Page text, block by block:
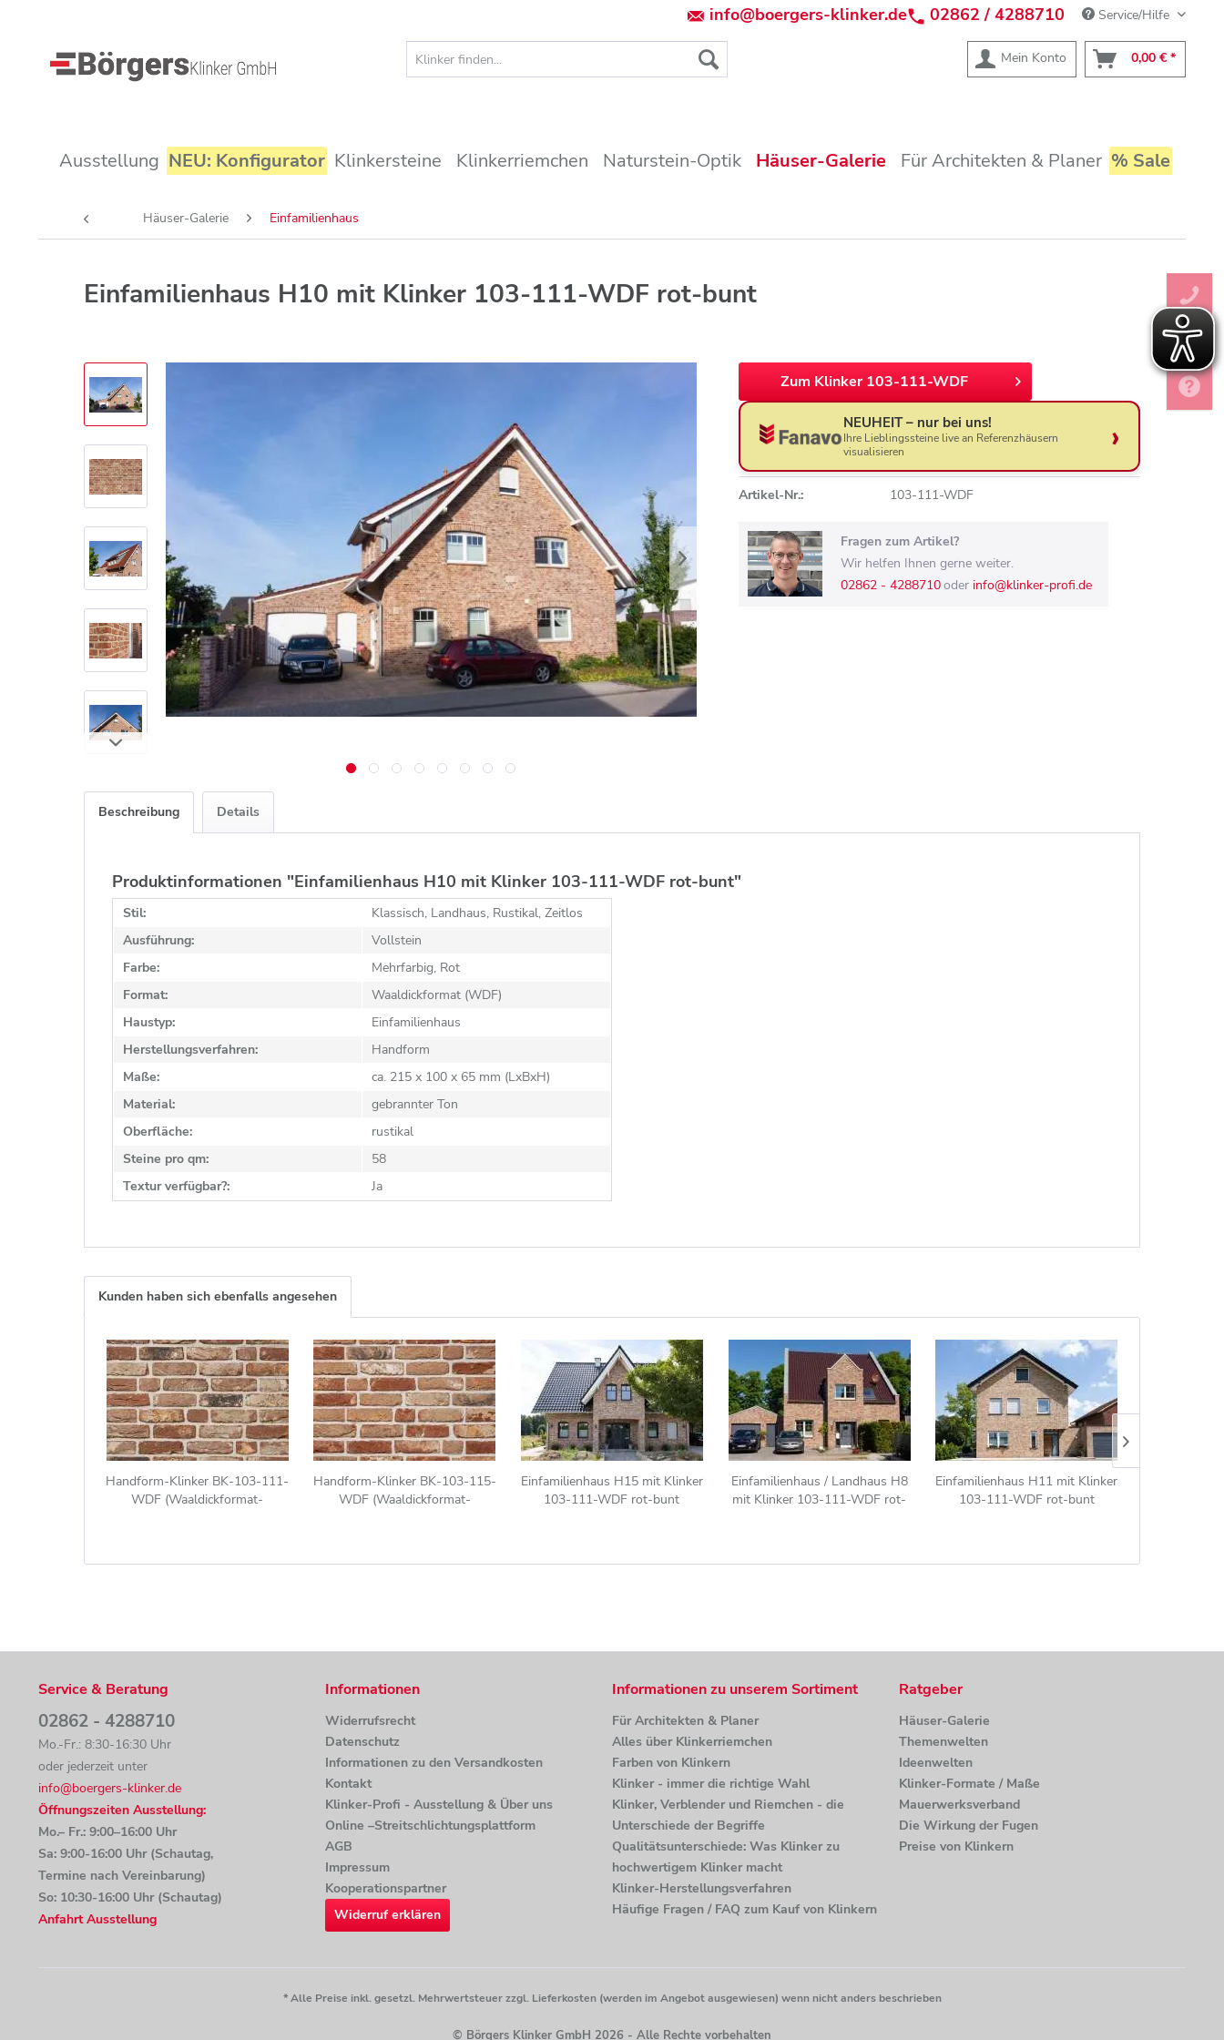
info@boergers-klinker.de 02862 / 4288710 Service/Hilfe
Mein Konto 0,00 € *
Ausstellung NEU: Konfigurator Klinkersteine Klinkerriemchen Naturstein-Optik Häuser-Galerie Für Architekten & Planer % Sale
Häuser-Galerie Einfamilienhaus
Einfamilienhaus H10 mit Klinker 103-111-WDF rot-bunt
Zum Klinker 103-111-WDF
NEUHEIT – nur bei uns!
Ihre Lieblingssteine live an Referenzhäusern
visualisieren
Artikel-Nr.: 103-111-WDF
Fragen zum Artikel?
Wir helfen Ihnen gerne weiter.
02862 - 4288710oder info@klinker-profi.de
Beschreibung Details
Produktinformationen "Einfamilienhaus H10 mit Klinker 103-111-WDF rot-bunt"
Stil:
Klassisch, Landhaus, Rustikal, Zeitlos
Ausführung:
Vollstein
Farbe:
Mehrfarbig, Rot
Format:
Waaldickformat (WDF)
Haustyp:
Einfamilienhaus
Herstellungsverfahren:
Handform
Maße:
ca. 215 x 100 x 65 mm (LxBxH)
Material:
gebrannter Ton
Oberfläche:
rustikal
Steine pro qm:
58
Textur verfügbar?:
Ja
Kunden haben sich ebenfalls angesehen
Handform-Klinker BK-103-111-
WDF (Waaldickformat-
Handform-Klinker BK-103-115-
WDF (Waaldickformat-
Einfamilienhaus H15 mit Klinker
103-111-WDF rot-bunt
Einfamilienhaus / Landhaus H8
mit Klinker 103-111-WDF rot-
Einfamilienhaus H11 mit Klinker
103-111-WDF rot-bunt
Service & Beratung
02862 - 4288710
Mo.-Fr.: 8:30-16:30 Uhr
oder jederzeit unter
info@boergers-klinker.de
Öffnungszeiten Ausstellung:
Mo.– Fr.: 9:00–16:00 Uhr
Sa: 9:00-16:00 Uhr (Schautag,
Termine nach Vereinbarung)
So: 10:30-16:00 Uhr (Schautag)
Anfahrt Ausstellung
Informationen
Widerrufsrecht
Datenschutz
Informationen zu den Versandkosten
Kontakt
Klinker-Profi - Ausstellung & Über uns
Online –Streitschlichtungsplattform
AGB
Impressum
Kooperationspartner
Widerruf erklären
Informationen zu unserem Sortiment
Für Architekten & Planer
Alles über Klinkerriemchen
Farben von Klinkern
Klinker - immer die richtige Wahl
Klinker, Verblender und Riemchen - die
Unterschiede der Begriffe
Qualitätsunterschiede: Was Klinker zu
hochwertigem Klinker macht
Klinker-Herstellungsverfahren
Häufige Fragen / FAQ zum Kauf von Klinkern
Ratgeber
Häuser-Galerie
Themenwelten
Ideenwelten
Klinker-Formate / Maße
Mauerwerksverband
Die Wirkung der Fugen
Preise von Klinkern
* Alle Preise inkl. gesetzl. Mehrwertsteuer zzgl. Lieferkosten (werden im Angebot ausgewiesen) wenn nicht anders beschrieben
© Börgers Klinker GmbH 2026 - Alle Rechte vorbehalten